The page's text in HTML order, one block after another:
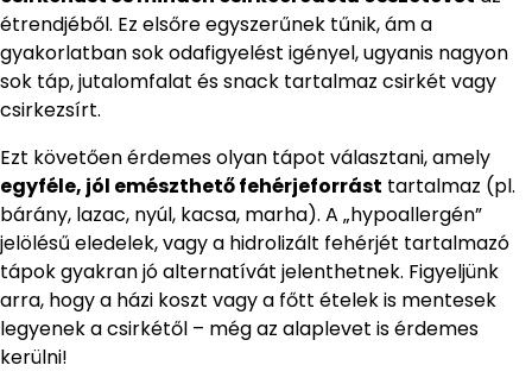
étrendjéből. Ez elsőre egyszerűnek tűnik, ám a
gyakorlatban sok odafigyelést igényel, ugyanis nagyon
sok táp, jutalomfalat és snack tartalmaz csirkét vagy
csirkezsírt.
Ezt követően érdemes olyan tápot választani, amely
egyféle, jól emészthető fehérjeforrást tartalmaz (pl.
bárány, lazac, nyúl, kacsa, marha). A „hypoallergén”
jelölésű eledelek, vagy a hidrolizált fehérjét tartalmazó
tápok gyakran jó alternatívát jelenthetnek. Figyeljünk
arra, hogy a házi koszt vagy a főtt ételek is mentesek
legyenek a csirkétől – még az alaplevet is érdemes
kerülni!